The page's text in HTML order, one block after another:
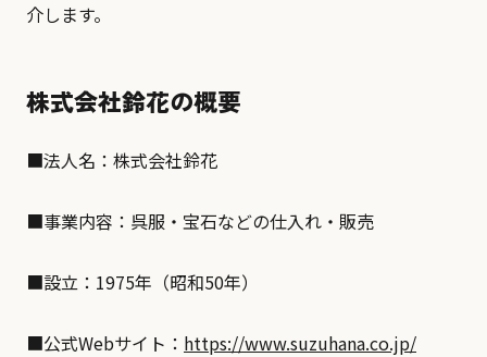
介します。
株式会社鈴花の概要
■法人名：株式会社鈴花
■事業内容：呉服・宝石などの仕入れ・販売
■設立：1975年（昭和50年）
■公式Webサイト： https://www.suzuhana.co.jp/